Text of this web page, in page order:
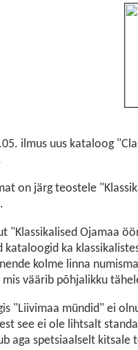
ilmus uus kataloog
on järg teostele
"Klassikalised Ojamaa
kataloogid ka
kolme linna
väärib põhjalikku
"Liivimaa mündid" ei
see ei ole lihtsalt
aga spetsiaalselt kitsale